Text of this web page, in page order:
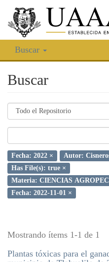
Buscar
Buscar
Fecha: 2022 ×
Autor:
Has File(s): true ×
Materia: CIENCIAS
Fecha: 2022-11-01 ×
Mostrando ítems 1-1 de 1
Plantas tóxicas para el